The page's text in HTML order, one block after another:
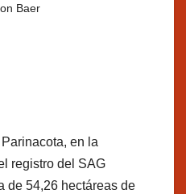
Baer
en la
registro del SAG
de 54,26 hectáreas de